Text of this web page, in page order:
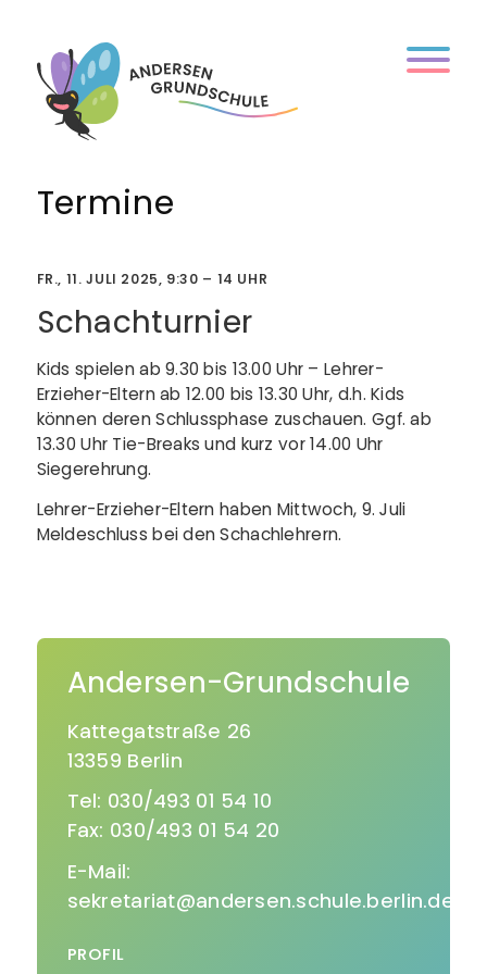
content
Termine
FR., 11. JULI 2025, 9:30 – 14 UHR
Schachturnier
Kids spielen ab 9.30 bis 13.00 Uhr – Lehrer-
Erzieher-Eltern ab 12.00 bis 13.30 Uhr, d.h. Kids
können deren Schlussphase zuschauen. Ggf. ab
13.30 Uhr Tie-Breaks und kurz vor 14.00 Uhr
Siegerehrung.
Lehrer-Erzieher-Eltern haben Mittwoch, 9. Juli
Meldeschluss bei den Schachlehrern.
Andersen-Grundschule
Kattegatstraße 26
13359 Berlin
Tel: 030/493 01 54 10
Fax: 030/493 01 54 20
E-Mail:
sekretariat@andersen.schule.berlin.de
PROFIL